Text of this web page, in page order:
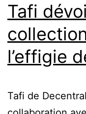
Tafi
l’effigie
Tafi de